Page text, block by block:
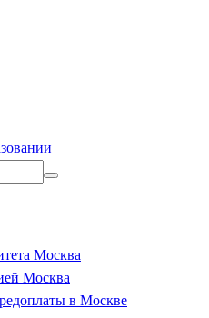
Москва
Москва
в Москве